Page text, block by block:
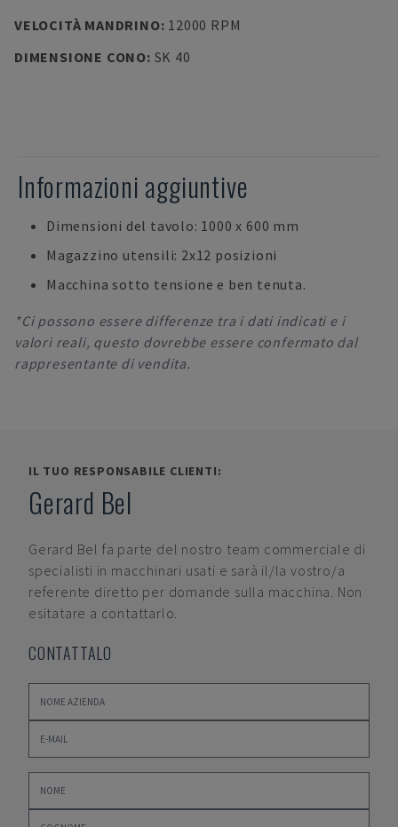
VELOCITÀ MANDRINO: 12000 RPM
DIMENSIONE CONO: SK 40
Informazioni aggiuntive
Dimensioni del tavolo: 1000 x 600 mm
Magazzino utensili: 2x12 posizioni
Macchina sotto tensione e ben tenuta.
*Ci possono essere differenze tra i dati indicati e i
valori reali, questo dovrebbe essere confermato dal
rappresentante di vendita.
IL TUO RESPONSABILE CLIENTI:
Gerard Bel
Gerard Bel fa parte del nostro team commerciale di
specialisti in macchinari usati e sarà il/la vostro/a
referente diretto per domande sulla macchina. Non
esitatare a contattarlo.
CONTATTALO